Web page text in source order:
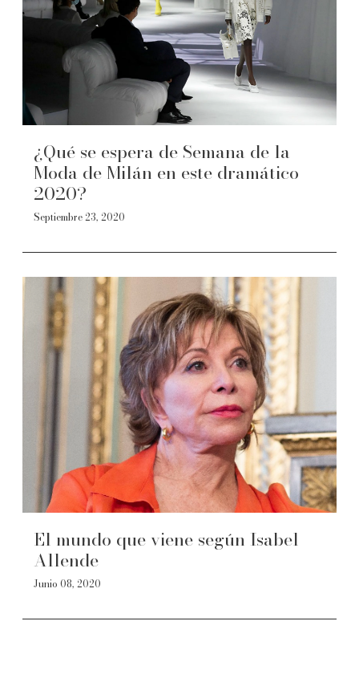
¿Qué se espera de Semana de la
Moda de Milán en este dramático
2020?
Septiembre 23, 2020
El mundo que viene según Isabel
Allende
Junio 08, 2020